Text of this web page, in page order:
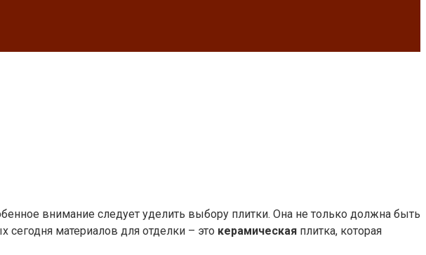
внимание следует уделить выбору плитки. Она не только должна быть
сегодня материалов для отделки – это керамическая плитка, которая